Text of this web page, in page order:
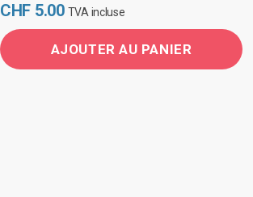
CHF 5.00 TVA incluse
AJOUTER AU PANIER